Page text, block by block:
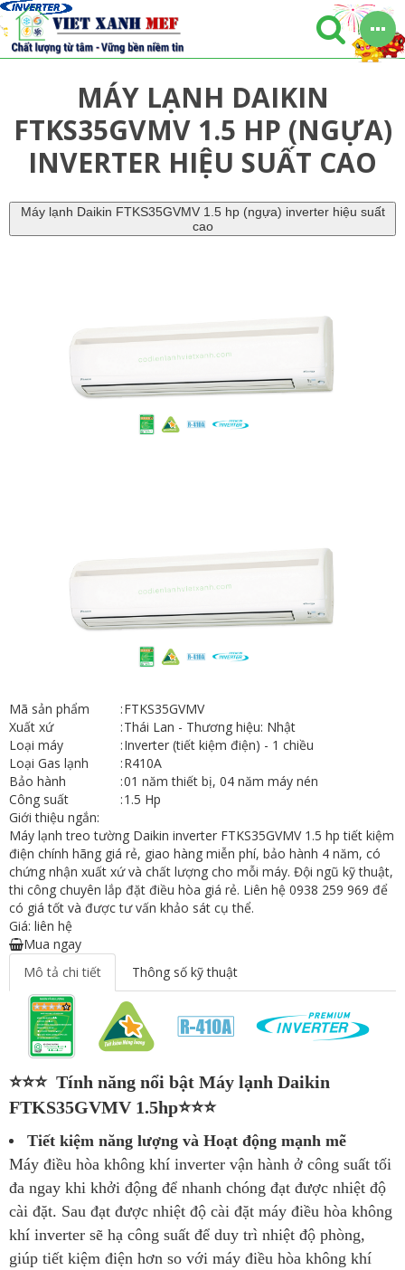
MÁY LẠNH DAIKIN
FTKS35GVMV 1.5 HP (NGỰA)
INVERTER HIỆU SUẤT CAO
Máy lạnh Daikin FTKS35GVMV 1.5 hp (ngựa) inverter hiệu suất
cao
Mã sản phẩm :FTKS35GVMV
Xuất xứ
:Thái Lan - Thương hiệu: Nhật
Loại máy
:Inverter (tiết kiệm điện) - 1 chiều
Loại Gas lạnh
:R410A
Bảo hành
:01 năm thiết bị, 04 năm máy nén
Công suất
:1.5 Hp
Giới thiệu ngắn:
Máy lạnh treo tường Daikin inverter FTKS35GVMV 1.5 hp tiết kiệm
điện chính hãng giá rẻ, giao hàng miễn phí, bảo hành 4 năm, có
chứng nhận xuất xứ và chất lượng cho mỗi máy. Đội ngũ kỹ thuật,
thi công chuyên lắp đặt điều hòa giá rẻ. Liên hệ 0938 259 969 để
có giá tốt và được tư vấn khảo sát cụ thể.
Giá: liên hệ
Mua ngay
Mô tả chi tiết
Thông số kỹ thuật
⭐⭐⭐ Tính năng nổi bật Máy lạnh Daikin
FTKS35GVMV 1.5hp⭐⭐⭐
Tiết kiệm năng lượng và Hoạt động mạnh mẽ
Máy điều hòa không khí inverter vận hành ở công suất tối
đa ngay khi khởi động để nhanh chóng đạt được nhiệt độ
cài đặt. Sau đạt được nhiệt độ cài đặt máy điều hòa không
khí inverter sẽ hạ công suất để duy trì nhiệt độ phòng,
giúp tiết kiệm điện hơn so với máy điều hòa không khí